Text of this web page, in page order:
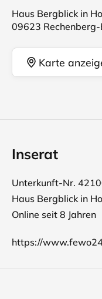
Haus Bergblick in
09623 Rechenberg-
Karte
Inserat
Unterkunft-Nr.
Haus Bergblick in
Online seit 8 Jahren
https://